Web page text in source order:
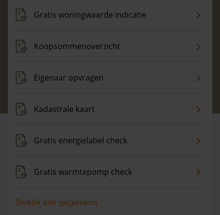
Maandag t/m vrijdag - 08:00 -18:00
Gratis woningwaarde indicatie
Koopsommenoverzicht
Eigenaar opvragen
Kadastrale kaart
Gratis energielabel check
Gratis warmtepomp check
Bekijk alle gegevens